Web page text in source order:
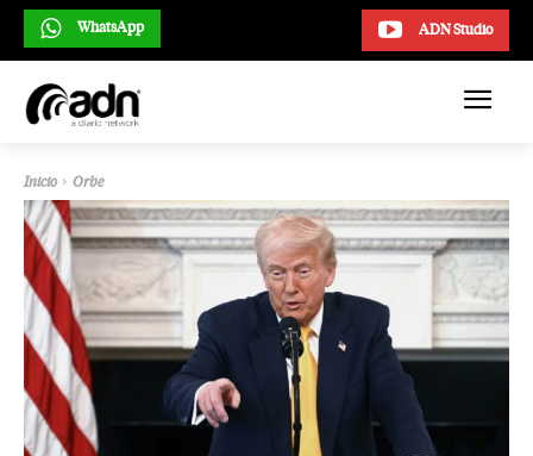
ADN Studio
WhatsApp
Inicio Orbe